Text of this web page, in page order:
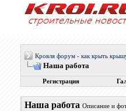
Кровля форум - как крыть
Наша работа
Регистрация
Наша работа Описание и